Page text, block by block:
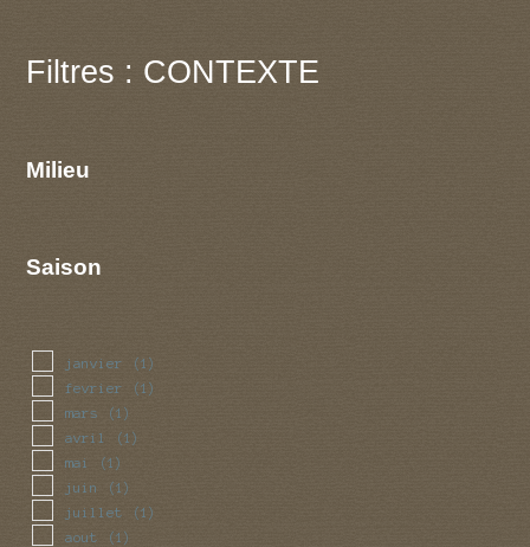
Filtres : CONTEXTE
Milieu
Saison
janvier (1)
fevrier (1)
mars (1)
avril (1)
mai (1)
juin (1)
juillet (1)
aout (1)